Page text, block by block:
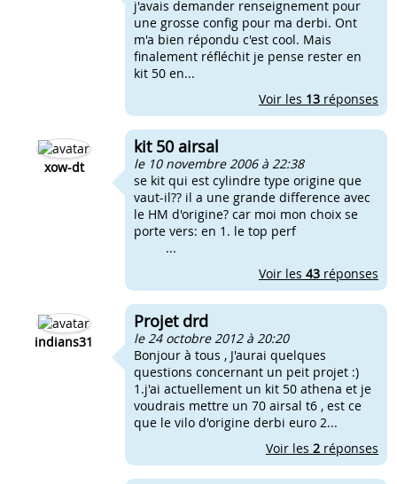
j'avais demander renseignement pour
une grosse config pour ma derbi. Ont
m'a bien répondu c'est cool. Mais
finalement réfléchit je pense rester en
kit 50 en...
Voir les 13 réponses
xow-dt
kit 50 airsal
le 10 novembre 2006 à 22:38
se kit qui est cylindre type origine que
vaut-il?? il a une grande difference avec
le HM d'origine? car moi mon choix se
porte vers: en 1. le top perf
...
Voir les 43 réponses
indians31
Projet drd
le 24 octobre 2012 à 20:20
Bonjour à tous , J'aurai quelques
questions concernant un peit projet :)
1.j'ai actuellement un kit 50 athena et je
voudrais mettre un 70 airsal t6 , est ce
que le vilo d'origine derbi euro 2...
Voir les 2 réponses